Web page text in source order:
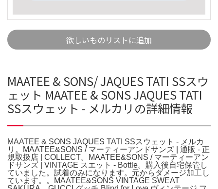
欲しいものリストに追加
MAATEE & SONS/ JAQUES TATI SSスウ
ェット MAATEE & SONS JAQUES TATI
SSスウェット - メルカリの詳細情報
MAATEE & SONS JAQUES TATI SSスウェット - メルカ
リ。MAATEE&SONS / マーティーアンドサンズ | 通販 - 正
規取扱店 | COLLECT。MAATEE&SONS / マーティーアン
ドサンズ | VINTAGE スエット - Bottle。購入後自宅保管し
ていました。試着のみになります。元からダメージ加工し
ています。。MAATEE&SONS VINTAGE SWEAT